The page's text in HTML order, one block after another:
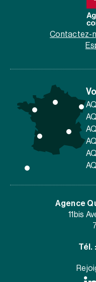
Contactez-
Agence
11bis
Tél. :